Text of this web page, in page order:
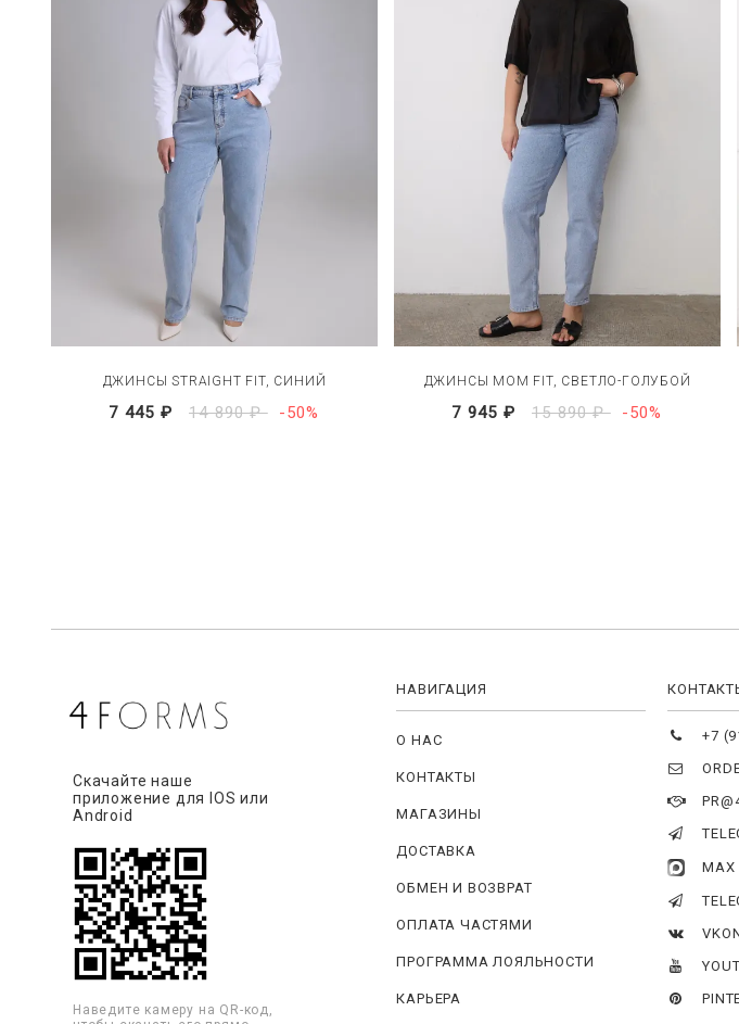
ДЖИНСЫ STRAIGHT FIT, СИНИЙ
7 445 ₽ 14 890 ₽ -50%
ДЖИНСЫ MOM FIT, СВЕТЛО-ГОЛУБОЙ
7 945 ₽ 15 890 ₽ -50%
Скачайте наше
приложение для IOS или
Android
Наведите камеру на QR-код,
НАВИГАЦИЯ
О НАС
КОНТАКТЫ
МАГАЗИНЫ
ДОСТАВКА
ОБМЕН И ВОЗВРАТ
ОПЛАТА ЧАСТЯМИ
ПРОГРАММА ЛОЯЛЬНОСТИ
КАРЬЕРА
+7
MAX